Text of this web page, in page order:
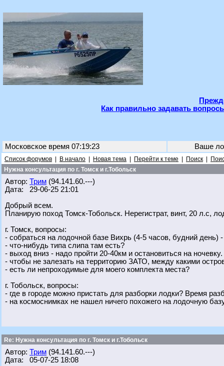
Как правильно задавать
Московское время 07:19:23 Ваше
Список форумов В начало Новая тема Перейти к теме Поиск
Нужна консультация по г. Томск и г.Тобольск
Автор: Трим (94.141.60.---)
Дата: 29-06-25 21:01
Добрый всем.
Планирую поход Томск-Тобольск. Нерегистрат, винт, 20 л.с,
г. Томск, вопросы:
- собраться на лодочной базе Вихрь (4-5 часов, будний день)
- что-нибудь типа слипа там есть?
- выход вниз - надо пройти 20-40км и остановиться на
- чтобы не залезать на территорию ЗАТО, между какими
- есть ли непроходимые для моего комплекта места?
г. Тобольск, вопросы:
- где в городе можно пристать для разборки лодки? Время
- на космоснимках не нашел ничего похожего на лодочную
Re: Нужна консультация по г. Томск и г.Тобольск
Автор: Трим (94.141.60.---)
Дата: 05-07-25 18:08